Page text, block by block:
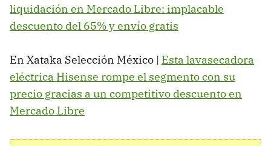
liquidación en Mercado Libre: implacable
descuento del 65% y envío gratis
En Xataka Selección México | Esta lavasecadora
eléctrica Hisense rompe el segmento con su
precio gracias a un competitivo descuento en
Mercado Libre